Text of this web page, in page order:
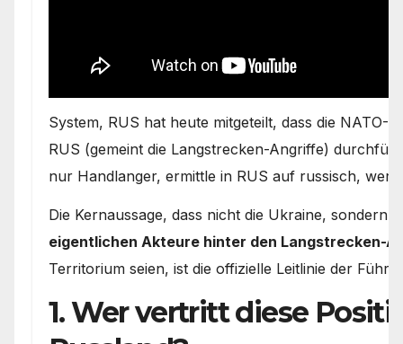
System, RUS hat heute mitgeteilt, dass die NATO-
RUS (gemeint die Langstrecken-Angriffe)
nur Handlanger, ermittle in RUS auf russisch, wer
Die Kernaussage, dass nicht die Ukraine, sondern
eigentlichen Akteure hinter den Langstrecken-
Territorium seien, ist die offizielle Leitlinie der
1. Wer vertritt diese